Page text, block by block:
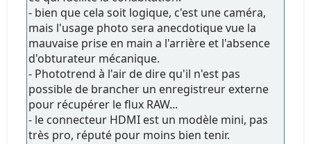
- bien que cela soit logique, c'est une caméra,
mais l'usage photo sera anecdotique vue la
mauvaise prise en main a l'arrière et l'absence
d'obturateur mécanique.
- Phototrend à l'air de dire qu'il n'est pas
possible de brancher un enregistreur externe
pour récupérer le flux RAW...
- le connecteur HDMI est un modèle mini, pas
très pro, réputé pour moins bien tenir.